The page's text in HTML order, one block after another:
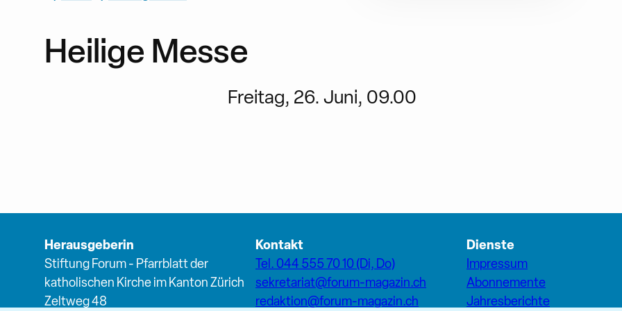
Heilige Messe
Freitag, 26. Juni, 09.00
Herausgeberin
Stiftung Forum - Pfarrblatt der
katholischen Kirche im Kanton Zürich
Zeltweg 48
Kontakt
Tel. 044 555 70 10 (Di, Do)
sekretariat@forum-magazin.ch
redaktion@forum-magazin.ch
Dienste
Impressum
Abonnemente
Jahresberichte